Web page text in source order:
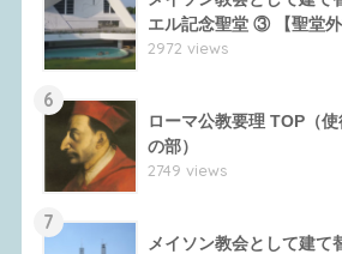
エル記念聖堂 ③ 【聖堂外
2972 views
6
ローマ公教要理 TOP（
の部）
2749 views
7
メイソン教会として建て